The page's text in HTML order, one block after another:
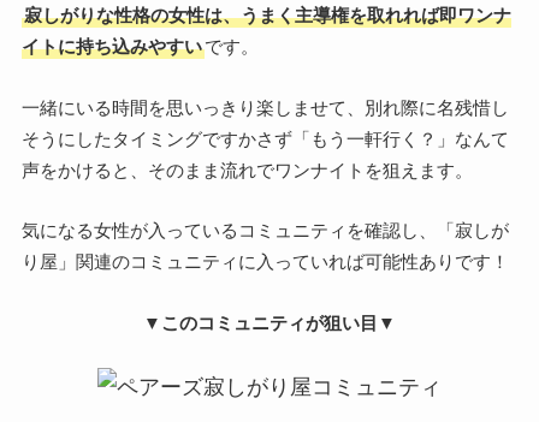
寂しがりな性格の女性は、うまく主導権を取れれば即ワンナ
イトに持ち込みやすいです。
一緒にいる時間を思いっきり楽しませて、別れ際に名残惜し
そうにしたタイミングですかさず「もう一軒行く？」なんて
声をかけると、そのまま流れでワンナイトを狙えます。
気になる女性が入っているコミュニティを確認し、「寂しが
り屋」関連のコミュニティに入っていれば可能性ありです！
▼このコミュニティが狙い目▼